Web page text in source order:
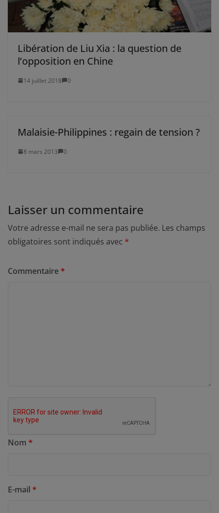
Libération de Liu Xia : la question de
l’opposition en Chine
14 juillet 2018 0
Malaisie-Philippines : regain de tension ?
8 mars 2013 0
Laisser un commentaire
Votre adresse e-mail ne sera pas publiée. Les champs
obligatoires sont indiqués avec *
Commentaire*
Nom *
E-mail *